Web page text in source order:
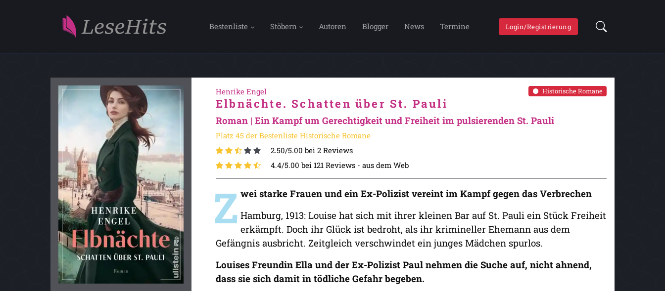
Bestenliste Stöbern Autoren Blogger News Termine Login/Registrierung
Historische Romane
Henrike Engel
Elbnächte. Schatten über St. Pauli
Roman | Ein Kampf um Gerechtigkeit und Freiheit im pulsierenden St. Pauli
Platz 45 der Bestenliste Historische Romane
2.50/5.00 bei 2 Reviews
4.4/5.00 bei 121 Reviews - aus dem Web
Z wei starke Frauen und ein Ex-Polizist vereint im Kampf gegen das Verbrechen
Hamburg, 1913: Louise hat sich mit ihrer kleinen Bar auf St. Pauli ein Stück Freiheit
erkämpft. Doch ihr Glück ist bedroht, als ihr krimineller Ehemann aus dem
Gefängnis ausbricht. Zeitgleich verschwindet ein junges Mädchen spurlos.
Louises Freundin Ella und der Ex-Polizist Paul nehmen die Suche auf, nicht ahnend,
dass sie sich damit in tödliche Gefahr begeben.